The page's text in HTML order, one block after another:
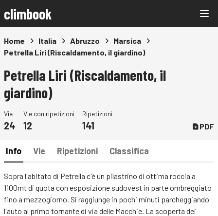
climbook
Home Italia Abruzzo
Marsica
Petrella Liri (Riscaldamento, il giardino)
Petrella Liri (Riscaldamento, il
giardino)
Vie
24
Vie con ripetizioni
12
Ripetizioni
141 PDF
Info Vie Ripetizioni Classifica
Sopra l'abitato di Petrella c'è un pilastrino di ottima roccia a
1100mt di quota con esposizione sudovest in parte ombreggiato
fino a mezzogiorno. Si raggiunge in pochi minuti parcheggiando
l'auto al primo tornante di via delle Macchie. La scoperta dei